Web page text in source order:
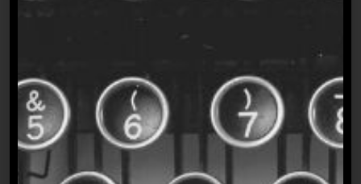
Journalist*innen
und Medienfrauen
🖋️